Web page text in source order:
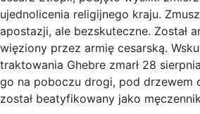
ujednolicenia religijnego kraju.
apostazji, ale bezskuteczne. Został
więziony przez armię cesarską.
traktowania Ghebre zmarł 28
go na poboczu drogi, pod drzewem
został beatyfikowany jako